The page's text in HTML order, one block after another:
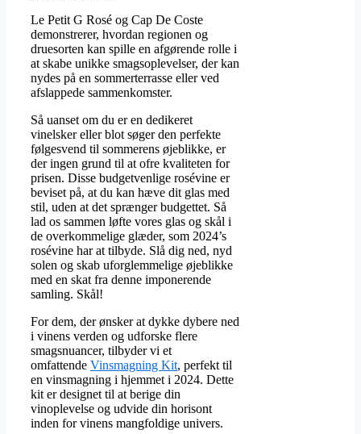
Le Petit G Rosé og Cap De Coste
demonstrerer, hvordan regionen og
druesorten kan spille en afgørende rolle i
at skabe unikke smagsoplevelser, der kan
nydes på en sommerterrasse eller ved
afslappede sammenkomster.
Så uanset om du er en dedikeret
vinelsker eller blot søger den perfekte
følgesvend til sommerens øjeblikke, er
der ingen grund til at ofre kvaliteten for
prisen. Disse budgetvenlige rosévine er
beviset på, at du kan hæve dit glas med
stil, uden at det sprænger budgettet. Så
lad os sammen løfte vores glas og skål i
de overkommelige glæder, som 2024’s
rosévine har at tilbyde. Slå dig ned, nyd
solen og skab uforglemmelige øjeblikke
med en skat fra denne imponerende
samling. Skål!
For dem, der ønsker at dykke dybere ned
i vinens verden og udforske flere
smagsnuancer, tilbyder vi et
omfattende Vinsmagning Kit, perfekt til
en vinsmagning i hjemmet i 2024. Dette
kit er designet til at berige din
vinoplevelse og udvide din horisont
inden for vinens mangfoldige univers.